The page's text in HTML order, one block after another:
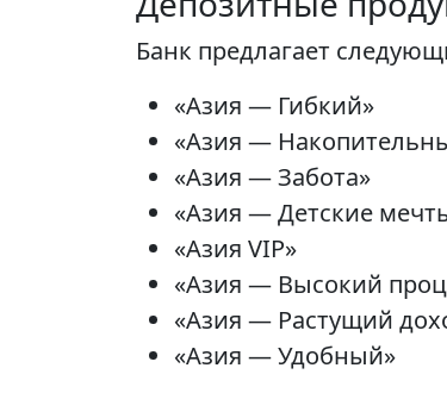
Банк предлагает
«Азия — Гибкий»
«Азия —
«Азия — Забота»
«Азия — Детские
«Азия VIP»
«Азия — Высокий
«Азия — Растущий
«Азия — Удобный»